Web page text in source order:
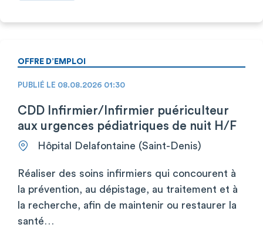
OFFRE D’EMPLOI
PUBLIÉ LE 08.08.2026 01:30
CDD Infirmier/Infirmier puériculteur
aux urgences pédiatriques de nuit H/F
Hôpital Delafontaine (Saint-Denis)
Réaliser des soins infirmiers qui concourent à
la prévention, au dépistage, au traitement et à
la recherche, afin de maintenir ou restaurer la
santé…